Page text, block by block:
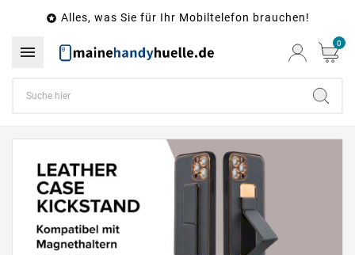
 Alles, was Sie für Ihr Mobiltelefon brauchen!
 0